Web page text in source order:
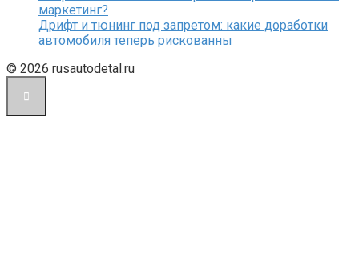
маркетинг?
Дрифт и тюнинг под запретом: какие доработки
автомобиля теперь рискованны
© 2026 rusautodetal.ru